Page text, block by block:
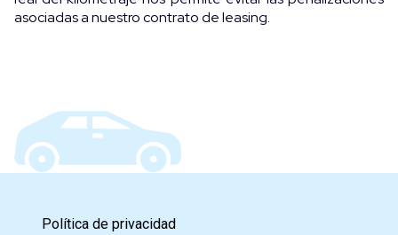
asociadas a nuestro contrato de leasing.
Política de privacidad